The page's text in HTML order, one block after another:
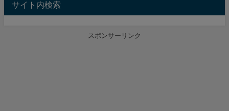
サイト内検索
スポンサーリンク